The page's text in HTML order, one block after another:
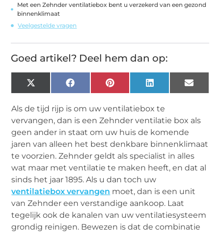
Met een Zehnder ventilatiebox bent u verzekerd van een gezond
binnenklimaat
Veelgestelde vragen
Goed artikel? Deel hem dan op:
X
(Twitter)
FacebookPinterest LinkedIn Email
Als de tijd rijp is om uw ventilatiebox te
vervangen, dan is een Zehnder ventilatie box als
geen ander in staat om uw huis de komende
jaren van alleen het best denkbare binnenklimaat
te voorzien. Zehnder geldt als specialist in alles
wat maar met ventilatie te maken heeft, en dat al
sinds het jaar 1895. Als u dan toch uw
ventilatiebox vervangen moet, dan is een unit
van Zehnder een verstandige aankoop. Laat
tegelijk ook de kanalen van uw ventilatiesysteem
grondig reinigen. Bewezen is dat de combinatie